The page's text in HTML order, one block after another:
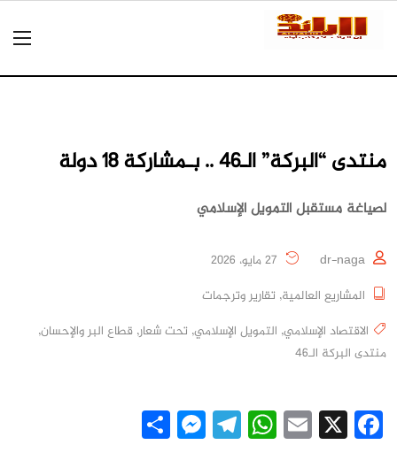
منتدى “البركة” الـ46 .. بـمشاركة 18 دولة
لصياغة مستقبل التمويل الإسلامي
dr-naga
المشاريع العالمية, تقارير وترجمات
الاقتصاد الإسلامي, التمويل الإسلامي, تحت شعار, قطاع البر والإحسان,
منتدى البركة الـ46
Facebook
X
Email
WhatsApp
Telegram
Messenger